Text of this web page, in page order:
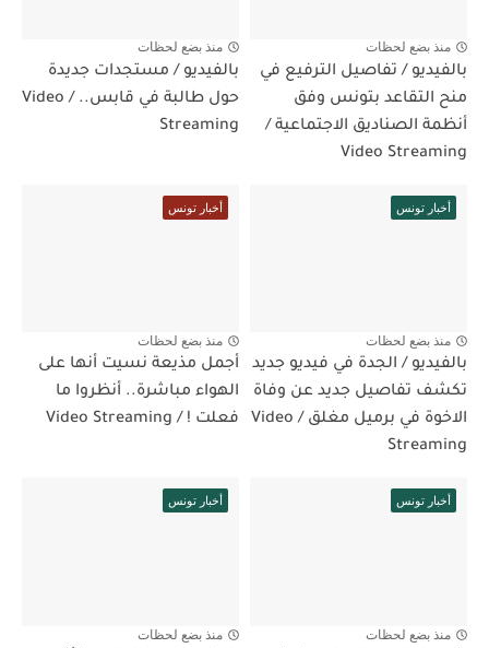
منذ بضع لحظات
بالفيديو / تفاصيل الترفيع في
منح التقاعد بتونس وفق
أنظمة الصناديق الاجتماعية /
Video Streaming
منذ بضع لحظات
بالفيديو / مستجدات جديدة
حول طالبة في قابس.. / Video
Streaming
أخبار تونس
منذ بضع لحظات
بالفيديو / الجدة في فيديو جديد
تكشف تفاصيل جديد عن وفاة
الاخوة في برميل مغلق / Video
Streaming
أخبار تونس
منذ بضع لحظات
أجمل مذيعة نسيت أنها على
الهواء مباشرة.. أنظروا ما
فعلت ! / Video Streaming
أخبار تونس
منذ بضع لحظات
أخبار تونس
منذ بضع لحظات